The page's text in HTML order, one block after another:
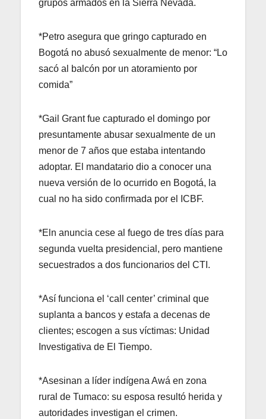
grupos armados en la Sierra Nevada.
*Petro asegura que gringo capturado en
Bogotá no abusó sexualmente de menor: “Lo
sacó al balcón por un atoramiento por
comida”
*Gail Grant fue capturado el domingo por
presuntamente abusar sexualmente de un
menor de 7 años que estaba intentando
adoptar. El mandatario dio a conocer una
nueva versión de lo ocurrido en Bogotá, la
cual no ha sido confirmada por el ICBF.
*Eln anuncia cese al fuego de tres días para
segunda vuelta presidencial, pero mantiene
secuestrados a dos funcionarios del CTI.
*Así funciona el ‘call center’ criminal que
suplanta a bancos y estafa a decenas de
clientes; escogen a sus víctimas: Unidad
Investigativa de El Tiempo.
*Asesinan a líder indígena Awá en zona
rural de Tumaco: su esposa resultó herida y
autoridades investigan el crimen.